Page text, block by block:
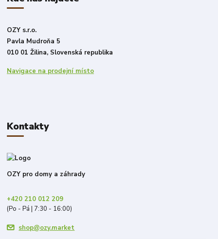
OZY s.r.o.
Pavla Mudroňa 5
010 01 Žilina, Slovenská republika
Navigace na prodejní místo
Kontakty
OZY pro domy a záhrady
+420 210 012 209
(Po - Pá | 7:30 - 16:00)
shop@ozy.market